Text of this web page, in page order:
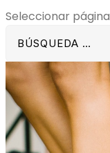
Seleccionar página